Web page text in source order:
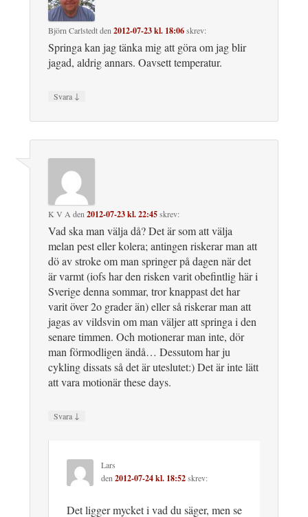
Björn Carlstedtden2012-07-23 kl. 18:06skrev:
Springa kan jag tänka mig att göra om jag blir
jagad, aldrig annars. Oavsett temperatur.
Svara ↓
K V A den2012-07-23 kl. 22:45skrev:
Vad ska man välja då? Det är som att välja
melan pest eller kolera; antingen riskerar man att
dö av stroke om man springer på dagen när det
är varmt (iofs har den risken varit obefintlig här i
Sverige denna sommar, tror knappast det har
varit över 2o grader än) eller så riskerar man att
jagas av vildsvin om man väljer att springa i den
senare timmen. Och motionerar man inte, dör
man förmodligen ändå… Dessutom har ju
cykling dissats så det är uteslutet:) Det är inte lätt
att vara motionär these days.
Svara ↓
Lars
den2012-07-24 kl. 18:52skrev:
Det ligger mycket i vad du säger, men se